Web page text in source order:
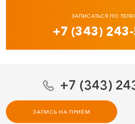
ЗАПИСАТЬСЯ ПО
+7 (343)
+7 (343)
ЗАПИСЬ НА ПРИЁМ